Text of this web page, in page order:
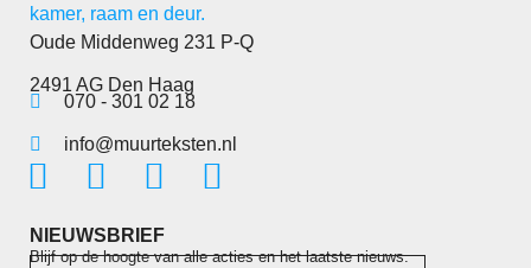
Oude Middenweg 231 P-Q
2491 AG Den Haag
070 - 301 02 18
info@muurteksten.nl
NIEUWSBRIEF
Blijf op de hoogte van alle acties en het laatste nieuws.